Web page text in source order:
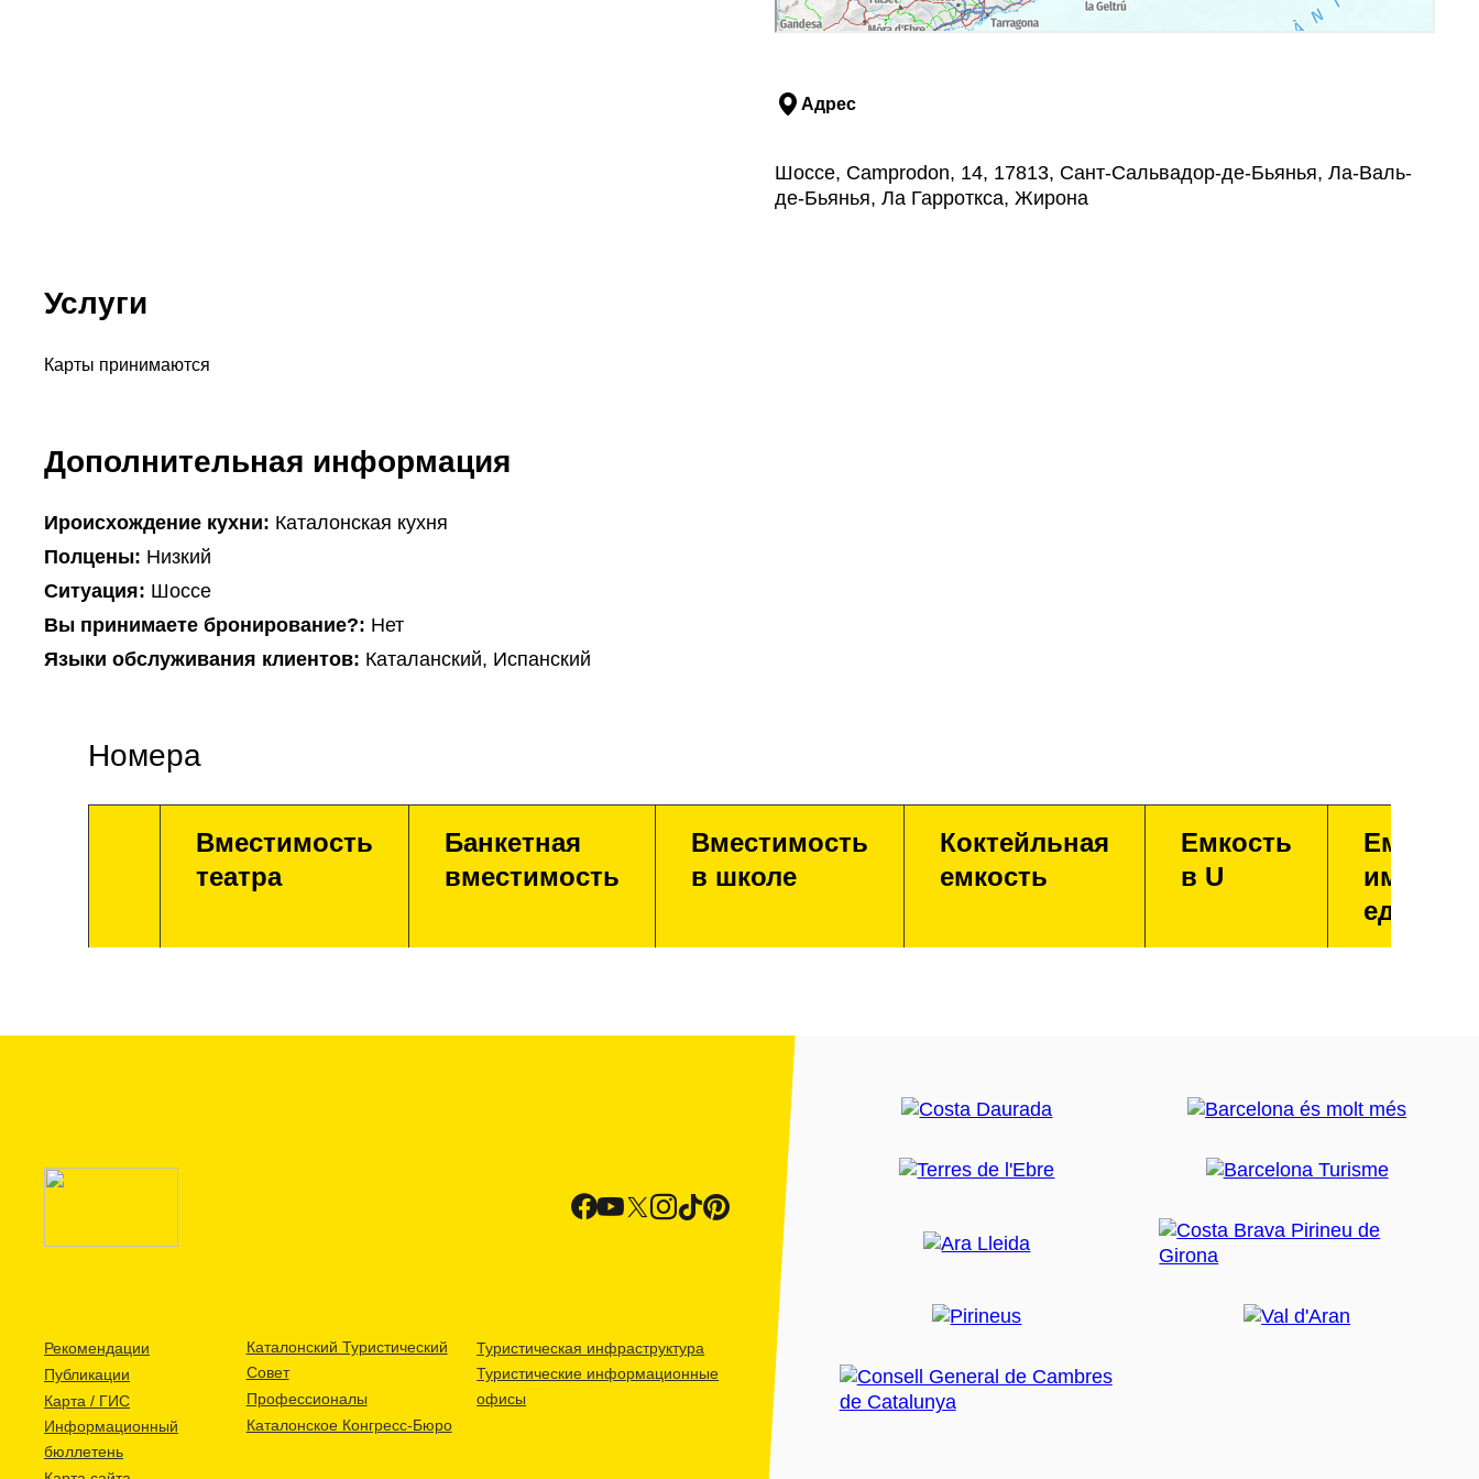
Адрес
Шоссе, Camprodon, 14, 17813, Сант-Сальвадор-де-Бьянья, Ла-Валь-
де-Бьянья, Ла Гарроткса, Жирона
Услуги
Карты принимаются
Дополнительная информация
Ироисхождение кухни: Каталонская кухня
Полцены: Низкий
Ситуация: Шоссе
Вы принимаете бронирование?: Нет
Языки обслуживания клиентов: Каталанский, Испанский
Номера
Вместимость
театра
Банкетная
вместимость
Вместимость
в школе
Коктейльная
емкость
Емкость
в U
Рекомендации
Публикации
Карта / ГИС
Информационный
бюллетень
Каталонский Туристический
Совет
Профессионалы
Каталонское Конгресс-Бюро
Туристическая инфраструктура
Туристические информационные
офисы